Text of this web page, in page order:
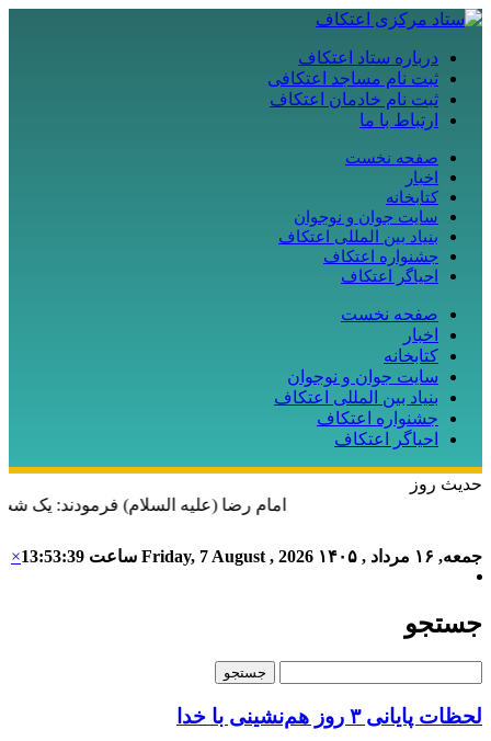
درباره ستاد اعتکاف
ثبت نام مساجد اعتکافی
ثبت نام خادمان اعتکاف
ارتباط با ما
صفحه نخست
اخبار
کتابخانه
سایت جوان و نوجوان
بنیاد بین المللی اعتکاف
جشنواره اعتکاف
احیاگر اعتکاف
صفحه نخست
اخبار
کتابخانه
سایت جوان و نوجوان
بنیاد بین المللی اعتکاف
جشنواره اعتکاف
احیاگر اعتکاف
حدیث روز
امام رضا (علیه السلام) فرمودند:
جمعه, ۱۶ مرداد , ۱۴۰۵ Friday, 7 August , 2026 ساعت 13:53:39
×
جستجو
لحظات پایانی ۳ روز هم‌نشینی با خدا